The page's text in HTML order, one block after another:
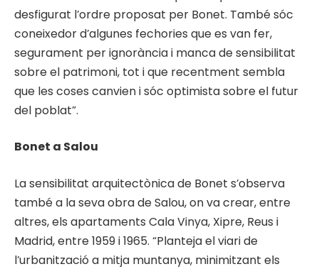
desfigurat l’ordre proposat per Bonet. També sóc
coneixedor d’algunes fechories que es van fer,
segurament per ignorància i manca de sensibilitat
sobre el patrimoni, tot i que recentment sembla
que les coses canvien i sóc optimista sobre el futur
del poblat”.
Bonet a Salou
La sensibilitat arquitectònica de Bonet s’observa
també a la seva obra de Salou, on va crear, entre
altres, els apartaments Cala Vinya, Xipre, Reus i
Madrid, entre 1959 i 1965. “Planteja el viari de
l’urbanització a mitja muntanya, minimitzant els